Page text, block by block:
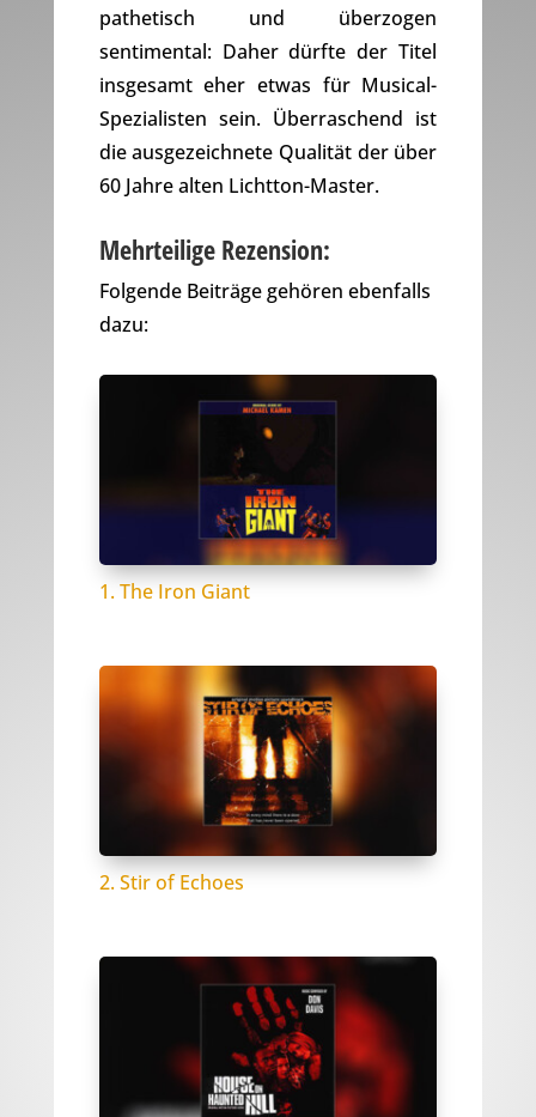
pathetisch und überzogen
sentimental: Daher dürfte der Titel
insgesamt eher etwas für Musical-
Spezialisten sein. Überraschend ist
die ausgezeichnete Qualität der über
60 Jahre alten Lichtton-Master.
Mehrteilige Rezension:
Folgende Beiträge gehören ebenfalls
dazu:
1. The Iron Giant
2. Stir of Echoes